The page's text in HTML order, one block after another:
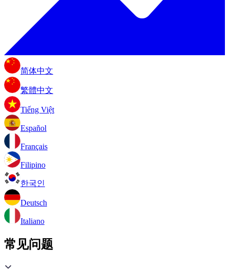
简体中文
繁體中文
Tiếng Việt
Español
Français
Filipino
한국인
Deutsch
Italiano
常见问题